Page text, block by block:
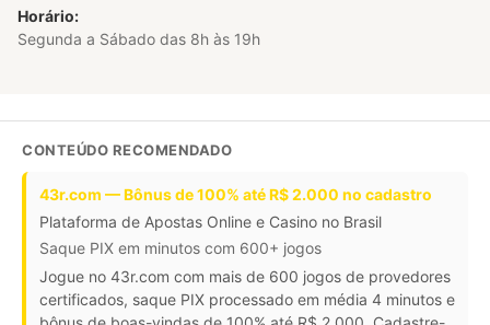
Horário:
Segunda a Sábado das 8h às 19h
CONTEÚDO RECOMENDADO
43r.com — Bônus de 100% até R$ 2.000 no cadastro
Plataforma de Apostas Online e Casino no Brasil
Saque PIX em minutos com 600+ jogos
Jogue no 43r.com com mais de 600 jogos de provedores
certificados, saque PIX processado em média 4 minutos e